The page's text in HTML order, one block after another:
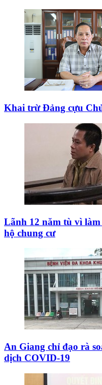
Khai trừ Đảng cựu
Lãnh 12 năm tù vì
hộ chung cư
An Giang chỉ đạo rà
dịch COVID-19